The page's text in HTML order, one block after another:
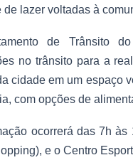
de lazer voltadas à
de Trânsito
no trânsito para a
cidade em um espaço
com opções de
ocorrerá das 7h
e o Centro